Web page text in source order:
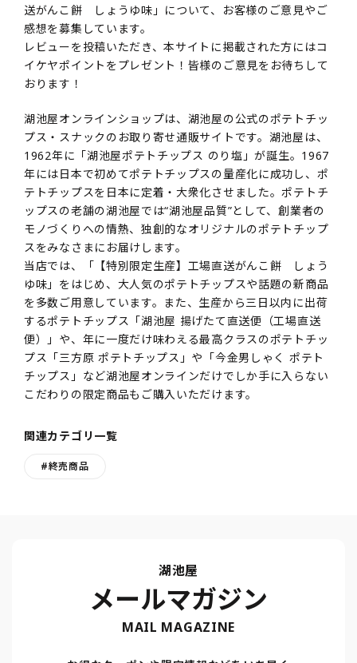
送がんこ餅 しょうゆ味」について、お客様のご意見やご
感想を募集しています。
レビューを投稿いただき、本サイトに掲載された方にはコ
イケヤポイントをプレゼント！皆様のご意見をお待ちして
おります！
湖池屋オンラインショップは、湖池屋の公式のポテトチッ
プス・スナックのお取り寄せ通販サイトです。湖池屋は、
1962年に「湖池屋ポテトチップス のり塩」が誕生。1967
年には日本で初めてポテトチップスの量産化に成功し、ポ
テトチップスを日本に定着・大衆化させました。ポテトチ
ップスの老舗の湖池屋では“湖池屋品質”として、創業者の
モノづくりへの情熱、独創的なオリジナルのポテトチップ
スをみなさまにお届けします。
当店では、「【特別限定生産】工場直送がんこ餅 しょう
ゆ味」をはじめ、大人気のポテトチップスや話題の新商品
を多数ご用意しています。また、生産から三日以内に出荷
するポテトチップス「湖池屋 揚げたて直送便（工場直送
便）」や、年に一度だけ味わえる最高クラスのポテトチッ
プス「三方原 ポテトチップス」や「今金男しゃく ポテト
チップス」など湖池屋オンラインだけでしか手に入らない
こだわりの限定商品もご購入いただけます。
関連カテゴリ一覧
#終売商品
湖池屋
メールマガジン
MAIL MAGAZINE